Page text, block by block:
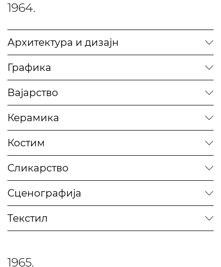
1964.
Архитектура и дизајн
Графика
Вајарство
Керамика
Костим
Сликарство
Сценографија
Текстил
1965.